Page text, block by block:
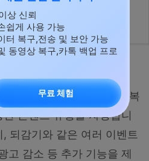
앱 지
원
트
제공, 이 사이트는 MMA, 복
콘텐츠 유형을 자랑합니
되감기와 같은 여러 이벤트
고 감소 등 추가 기능을 제
상 신뢰
쉽게 사용 가능
터 복구,전송 및 보안 가능
동영상 복구,카톡 백업 프로
무료 체험